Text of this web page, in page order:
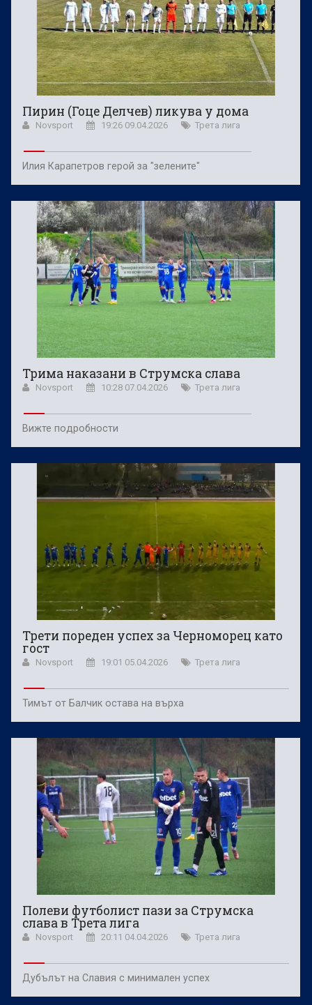
Пирин (Гоце Делчев) ликува у дома
Novsport 19:26 09.04.2026 Трета лига
Илия Карапетров герой за "зелените"
Трима наказани в Струмска слава
Novsport 10:28 07.04.2026 Трета лига
Вижте подробности
Трети пореден успех за Черноморец като
гост
Novsport 19:01 05.04.2026 Трета лига
Тимът от Балчик остава на върха
Полеви футболист пази за Струмска
слава в Трета лига
Novsport 20:11 04.04.2026 Трета лига
Дубълът на Славия с минимален успех